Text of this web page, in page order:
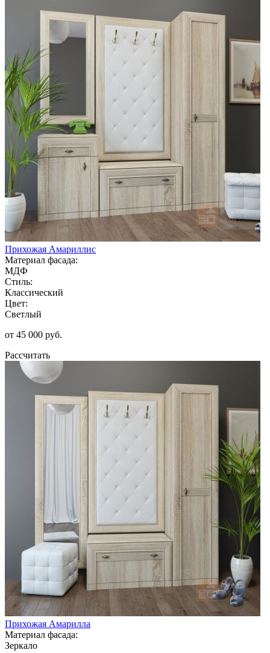
Прихожая Амариллис
Материал фасада:
МДФ
Стиль:
Классический
Цвет:
Светлый
от 45 000 руб.
Рассчитать
Прихожая Амарилла
Материал фасада:
Зеркало